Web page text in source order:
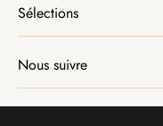
Sélections
Nous suivre